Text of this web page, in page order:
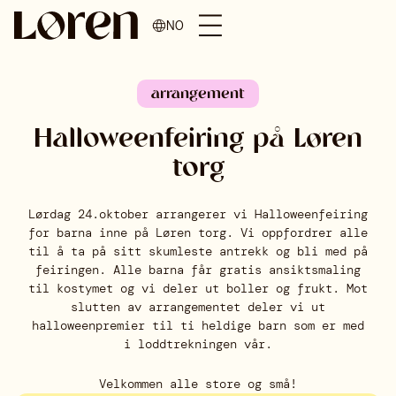
NO
arrangement
Halloweenfeiring på Løren
torg
Lørdag 24.oktober arrangerer vi Halloweenfeiring
for barna inne på Løren torg. Vi oppfordrer alle
til å ta på sitt skumleste antrekk og bli med på
feiringen. Alle barna får gratis ansiktsmaling
til kostymet og vi deler ut boller og frukt. Mot
slutten av arrangementet deler vi ut
halloweenpremier til ti heldige barn som er med
i loddtrekningen vår.
Velkommen alle store og små!